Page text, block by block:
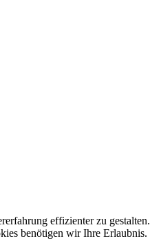
effizienter zu
benötigen wir Ihre